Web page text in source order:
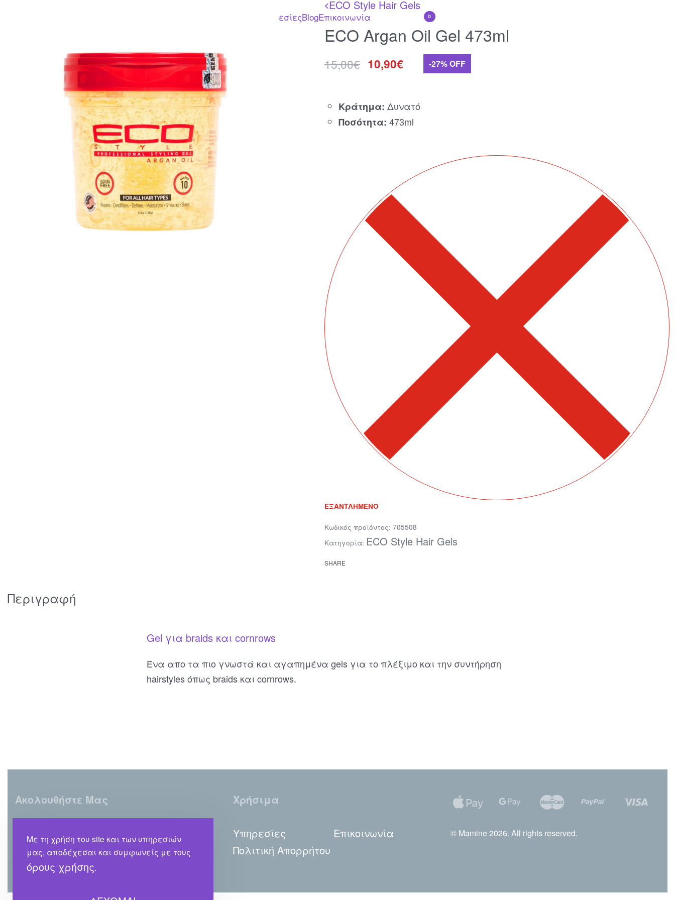
0
ΥπηρεσίεςBlogΕπικοινωνία
<ECO Style Hair Gels
ECO Argan Oil Gel 473ml
15,00€ 10,90€ -27% OFF
Κράτημα: Δυνατό
Ποσότητα: 473ml
ΕΞΑΝΤΛΗΜΈΝΟ
705508
Κατηγορία: ECO Style Hair Gels
SHARE
Περιγραφή
Gel για braids και cornrows
Ένα απο τα πιο γνωστά και αγαπημένα gels για το πλέξιμο και την συντήρηση
hairstyles όπως braids και cornrows.
Ακολουθήστε Μας Χρήσιμα
Υπηρεσίες
Επικοινωνία
Πολιτική Απορρήτου
© Mamine 2026. All rights reserved.
Με τη χρήση του site και των υπηρεσιών
μας, αποδέχεσαι και συμφωνείς με τους
όρους χρήσης.